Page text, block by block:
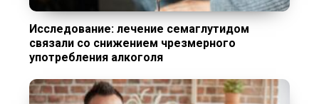
Исследование: лечение семаглутидом
связали со снижением чрезмерного
употребления алкоголя